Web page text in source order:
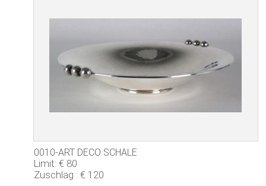
0010-ART DECO SCHALE
Limit: € 80
Zuschlag : € 120